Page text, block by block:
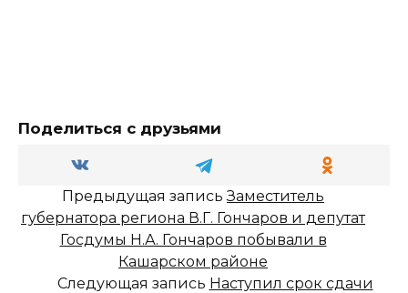
Поделиться с друзьями
Предыдущая записьЗаместитель
губернатора региона В.Г. Гончаров и депутат
Госдумы Н.А. Гончаров побывали в
Кашарском районе
Следующая запись Наступил срок сдачи